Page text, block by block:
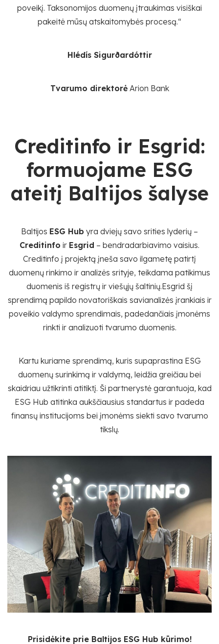
poveikį. Taksonomijos duomenų įtraukimas visiškai
pakeitė mūsų atskaitomybės procesą.“
Hlédís Sigurðardóttir
Tvarumo direktorėArion Bank
Creditinfo ir Esgrid:
formuojame ESG
ateitį Baltijos šalyse
Baltijos ESG Hub yra dviejų savo srities lyderių –
Creditinfo ir Esgrid – bendradarbiavimo vaisius.
Creditinfo į projektą įneša savo ilgametę patirtį
duomenų rinkimo ir analizės srityje, teikdama patikimus
duomenis iš registrų ir viešųjų šaltinių.Esgrid šį
sprendimą papildo novatoriškais savianalizės įrankiais ir
poveikio valdymo sprendimais, padedančiais įmonėms
rinkti ir analizuoti tvarumo duomenis.
Kartu kuriame sprendimą, kuris supaprastina ESG
duomenų surinkimą ir valdymą, leidžia greičiau bei
skaidriau užtikrinti atitiktį. Ši partnerystė garantuoja, kad
ESG Hub atitinka aukščiausius standartus ir padeda
finansų institucijoms bei įmonėms siekti savo tvarumo
tikslų.
Prisidėkite prie Baltijos ESG Hub kūrimo!